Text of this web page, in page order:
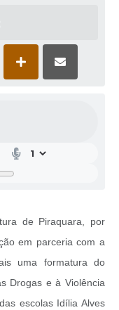
de Piraquara, por
em parceria com a
uma formatura do
Drogas e à Violência
escolas Idília Alves